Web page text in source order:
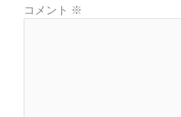
コメント ※